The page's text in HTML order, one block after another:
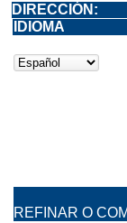
DIRECCIÓN:
IDIOMA
REFINAR O